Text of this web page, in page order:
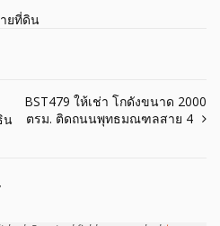
ยที่ดิน
น
BST479 ให้เช่า โกดังขนาด 2000
ตรม. ติดถนนพุทธมณฑลสาย 4